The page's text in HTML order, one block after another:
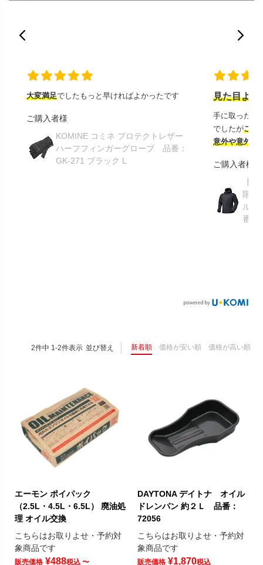
大変満足でしたもっと早ければよかったです
ご購入者様
KOMINE コミネ プロテクトレザー
ハーフフィンガーグローブ 品番：
GK-271 ブラック L
見た目より
手に取ったと
でしたがこの
意外や意外ス
ご購入者様
限り
ルメ
番：
並び替え 新着順 価格が安い順 価格が高い順
2件中 1-2件表示
エーモン ポイパック
（2.5L・4.5L・6.5L） 廃油処
理 オイル交換
こちらはお取りよせ・予約対
象商品です
販売価格 ¥488税込 〜
DAYTONA デイトナ オイル
ドレンパン 約２Ｌ 品番：
72056
こちらはお取りよせ・予約対
象商品です
販売価格 ¥1,870税込